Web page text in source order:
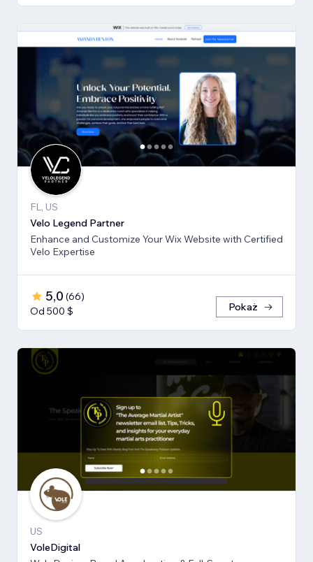
FL, US
Velo Legend Partner
Enhance and Customize Your Wix Website with Certified
Velo Expertise
5,0 (66)
Od 500 $
Pokaż
US
VoleDigital